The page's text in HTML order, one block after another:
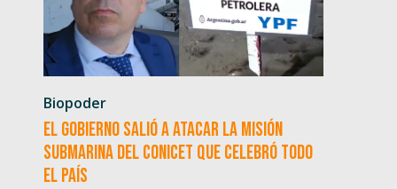
Biopoder
El Gobierno salió a atacar la misión
submarina del CONICET que celebró todo
el país